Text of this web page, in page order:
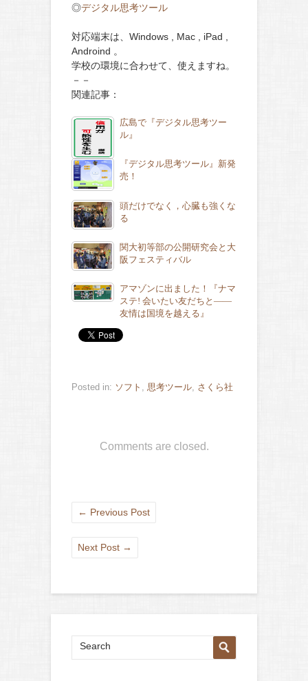
◎デジタル思考ツール
対応端末は、Windows , Mac , iPad ,
Androind 。
学校の環境に合わせて、使えますね。
－－
関連記事：
広島で『デジタル思考ツー
ル』
『デジタル思考ツール』新発
売！
頭だけでなく，心臓も強くな
る
関大初等部の公開研究会と大
阪フェスティバル
アマゾンに出ました！『ナマ
ステ! 会いたい友だちと――
友情は国境を越える』
Posted in: ソフト , 思考ツール, さくら社
Comments are closed.
← Previous Post
Next Post →